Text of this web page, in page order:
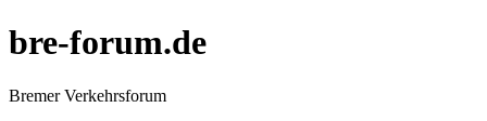
bre-forum.de
Bremer Verkehrsforum